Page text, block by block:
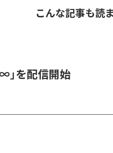
こんな記事も読
」を配信開始